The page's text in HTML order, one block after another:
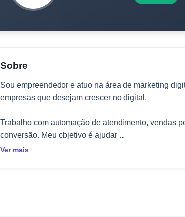
Sobre
Sou empreendedor e atuo na área de marketing
empresas que desejam crescer no digital.
Trabalho com automação de atendimento, vendas
conversão. Meu objetivo é ajudar ...
Ver mais